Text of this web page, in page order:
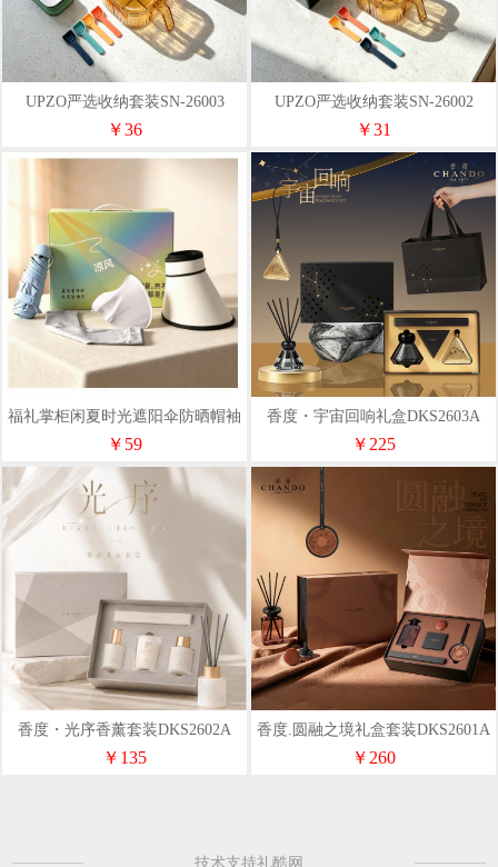
UPZO严选收纳套装SN-26003
￥36
UPZO严选收纳套装SN-26002
￥31
福礼掌柜闲夏时光遮阳伞防晒帽袖
套组合套装
￥59
香度・宇宙回响礼盒DKS2603A
￥225
香度・光序香薰套装DKS2602A
￥135
香度.圆融之境礼盒套装DKS2601A
￥260
技术支持礼酷网